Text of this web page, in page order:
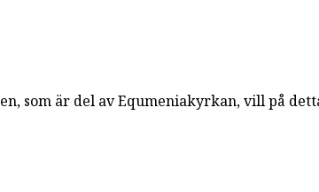
som är del av Equmeniakyrkan, vill på